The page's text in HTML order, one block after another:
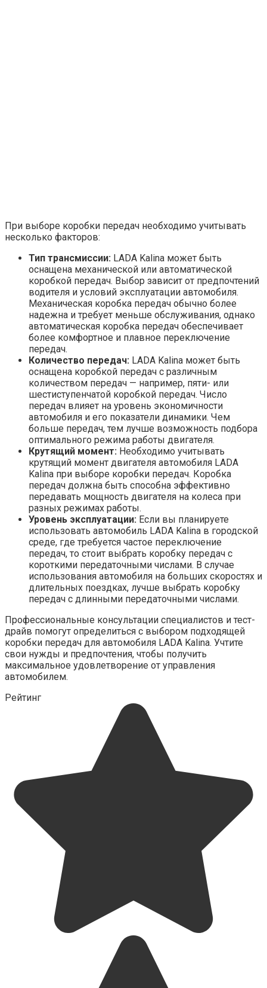
При выборе коробки передач необходимо учитывать
несколько факторов:
Тип трансмиссии: LADA Kalina может быть
оснащена механической или автоматической
коробкой передач. Выбор зависит от предпочтений
водителя и условий эксплуатации автомобиля.
Механическая коробка передач обычно более
надежна и требует меньше обслуживания, однако
автоматическая коробка передач обеспечивает
более комфортное и плавное переключение
передач.
Количество передач: LADA Kalina может быть
оснащена коробкой передач с различным
количеством передач — например, пяти- или
шестиступенчатой коробкой передач. Число
передач влияет на уровень экономичности
автомобиля и его показатели динамики. Чем
больше передач, тем лучше возможность подбора
оптимального режима работы двигателя.
Крутящий момент: Необходимо учитывать
крутящий момент двигателя автомобиля LADA
Kalina при выборе коробки передач. Коробка
передач должна быть способна эффективно
передавать мощность двигателя на колеса при
разных режимах работы.
Уровень эксплуатации: Если вы планируете
использовать автомобиль LADA Kalina в городской
среде, где требуется частое переключение
передач, то стоит выбрать коробку передач с
короткими передаточными числами. В случае
использования автомобиля на больших скоростях и
длительных поездках, лучше выбрать коробку
передач с длинными передаточными числами.
Профессиональные консультации специалистов и тест-
драйв помогут определиться с выбором подходящей
коробки передач для автомобиля LADA Kalina. Учтите
свои нужды и предпочтения, чтобы получить
максимальное удовлетворение от управления
автомобилем.
Рейтинг